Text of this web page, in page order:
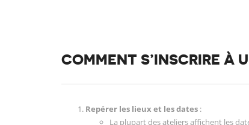
COMMENT S’INSCRIRE À
Repérer les lieux et les dates :
La plupart des ateliers affichent les